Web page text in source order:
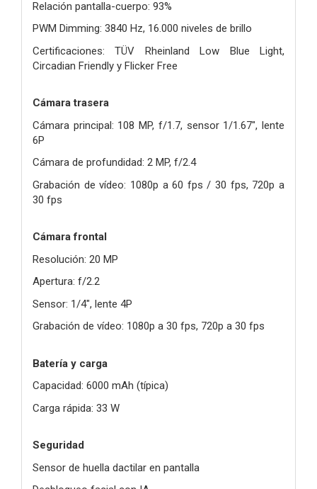
Relación pantalla-cuerpo: 93%
PWM Dimming: 3840 Hz, 16.000 niveles de brillo
Certificaciones: TÜV Rheinland Low Blue Light,
Circadian Friendly y Flicker Free
Cámara trasera
Cámara principal: 108 MP, f/1.7, sensor 1/1.67", lente
6P
Cámara de profundidad: 2 MP, f/2.4
Grabación de vídeo: 1080p a 60 fps / 30 fps, 720p a
30 fps
Cámara frontal
Resolución: 20 MP
Apertura: f/2.2
Sensor: 1/4", lente 4P
Grabación de vídeo: 1080p a 30 fps, 720p a 30 fps
Batería y carga
Capacidad: 6000 mAh (típica)
Carga rápida: 33 W
Seguridad
Sensor de huella dactilar en pantalla